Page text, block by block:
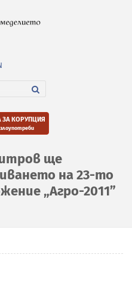
ЗА КОРУПЦИЯ
ще
на 23-то
„Агро-2011”